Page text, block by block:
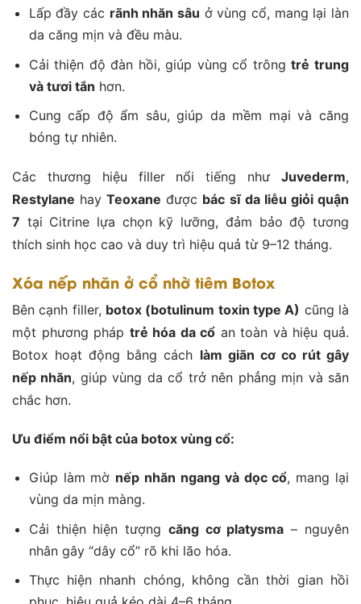
Lấp đầy các rãnh nhăn sâu ở vùng cổ, mang lại làn
da căng mịn và đều màu.
Cải thiện độ đàn hồi, giúp vùng cổ trôngtrẻ trung
và tươi tắn hơn.
Cung cấp độ ẩm sâu, giúp da mềm mại và căng
bóng tự nhiên.
Các thương hiệu filler nổi tiếng như Juvederm,
Restylane hayTeoxane được bác sĩ da liễu giỏi quận
7 tại Citrine lựa chọn kỹ lưỡng, đảm bảo độ tương
thích sinh học cao và duy trì hiệu quả từ 9–12 tháng.
Xóa nếp nhăn ở cổ nhờ tiêm Botox
Bên cạnh filler, botox (botulinum toxin type A) cũng là
một phương pháp trẻ hóa da cổ an toàn và hiệu quả.
Botox hoạt động bằng cách làm giãn cơ co rút gây
nếp nhăn, giúp vùng da cổ trở nên phẳng mịn và săn
chắc hơn.
Ưu điểm nổi bật của botox vùng cổ:
Giúp làm mờ nếp nhăn ngang và dọc cổ, mang lại
vùng da mịn màng.
Cải thiện hiện tượng căng cơ platysma – nguyên
nhân gây “dây cổ” rõ khi lão hóa.
Thực hiện nhanh chóng, không cần thời gian hồi